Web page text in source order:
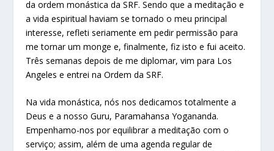
da ordem monástica da SRF. Sendo que a meditação e
a vida espiritual haviam se tornado o meu principal
interesse, refleti seriamente em pedir permissão para
me tornar um monge e, finalmente, fiz isto e fui aceito.
Três semanas depois de me diplomar, vim para Los
Angeles e entrei na Ordem da SRF.
Na vida monástica, nós nos dedicamos totalmente a
Deus e a nosso Guru, Paramahansa Yogananda.
Empenhamo-nos por equilibrar a meditação com o
serviço; assim, além de uma agenda regular de